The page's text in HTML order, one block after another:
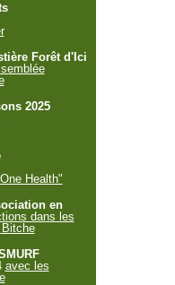
Forêt d'Ici
2025
Health"
en
dans les
avec les